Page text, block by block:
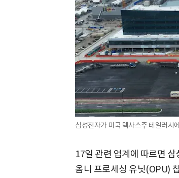
삼성전자가 미국 텍사스주 테일러시
17일 관련 업계에 따르면
옴니 프로세싱 유닛(OPU)